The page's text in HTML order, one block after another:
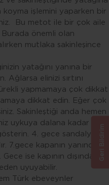
işlemini yaparken bir
Bu metot ile bir çok aile
Burada önemli olan
mutlaka sakinleşince
yatağını yanına bir
Ağlarsa elinizi sırtını
yapmamaya çok dikkat
dikkat edin. Eğer çok
Sakinleştiği anda hemen
uykuya dalana kadar
4. gece sandalye
7.gece kapanın yanında
ise kapının dışında
uyuyabilir.
Türk ebeveynler